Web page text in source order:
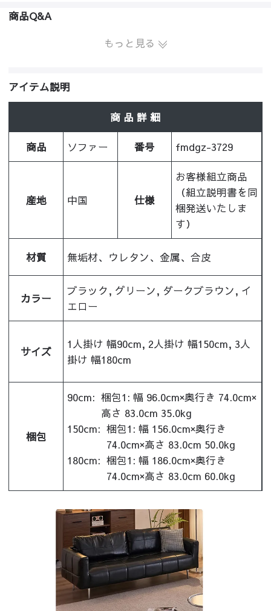
商品Q&A
もっと見る
アイテム説明
商 品 詳 細
商品 ソファー 番号 fmdgz-3729
産地 中国 仕様
お客様組立商品
（組立説明書を同
梱発送いたしま
す）
材質 無垢材、ウレタン、金属、合皮
カラー
ブラック, グリーン, ダークブラウン, イ
エロー
サイズ
1人掛け 幅90cm, 2人掛け 幅150cm, 3人
掛け 幅180cm
梱包
90cm: 梱包1: 幅 96.0cm×奥行き 74.0cm×
高さ 83.0cm 35.0kg
150cm: 梱包1: 幅 156.0cm×奥行き
74.0cm×高さ 83.0cm 50.0kg
180cm: 梱包1: 幅 186.0cm×奥行き
74.0cm×高さ 83.0cm 60.0kg